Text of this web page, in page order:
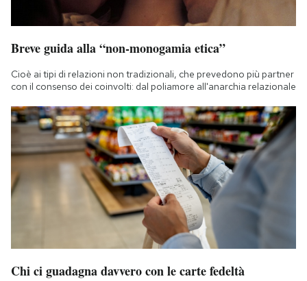
Breve guida alla “non-monogamia etica”
Cioè ai tipi di relazioni non tradizionali, che prevedono più partner
con il consenso dei coinvolti: dal poliamore all'anarchia relazionale
Chi ci guadagna davvero con le carte fedeltà